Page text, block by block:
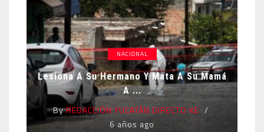
NACIONAL
Lesiona A Su Hermano Y Mata A Su Mamá
A ...
ByREDACCIÓN YUCATÁN DIRECTO KE
6 años ago